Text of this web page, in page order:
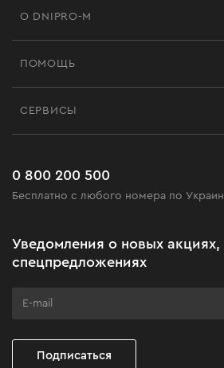
О DNIPRO-M
Черная пятница
Клуб мастерства
ПОМОЩЬ
Часто задаваемые вопросы
СЕРВИСЫ
0 800 200 500
Бесплатно с любого номера по
Уведомления о новых акциях,
спецпредложениях
Подписаться